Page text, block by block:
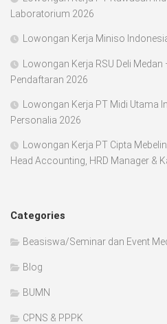
Laboratorium 2026
Lowongan Kerja Miniso
Lowongan Kerja RSU Deli
Pendaftaran 2026
Lowongan Kerja PT Midi Utama
Personalia 2026
Lowongan Kerja PT Cipta
Head Accounting, HRD Manager &
Categories
Beasiswa/Seminar dan Event
Blog
BUMN
CPNS & PPPK